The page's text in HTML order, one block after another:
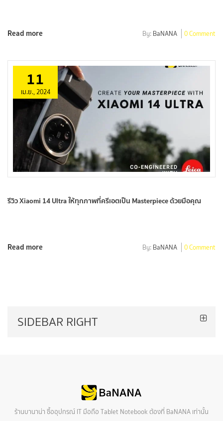
Read more By: BaNANA 0 Comment
11
เม.ย., 2024
รีวิว Xiaomi 14 Ultra ให้ทุกภาพที่ครีเอตเป็น Masterpiece ด้วยมือคุณ
Read more By: BaNANA 0 Comment
SIDEBAR RIGHT
ร้านบานาน่า ซื้ออุปกรณ์ IT มือถือ Tablet Notebook ต้องที่ BaNANA เท่านั้น